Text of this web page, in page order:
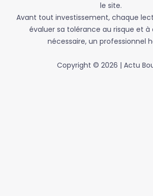
le site.
Avant tout investissement, chaque
évaluer sa tolérance au risque et à
nécessaire, un professionnel
Copyright © 2026 | Actu